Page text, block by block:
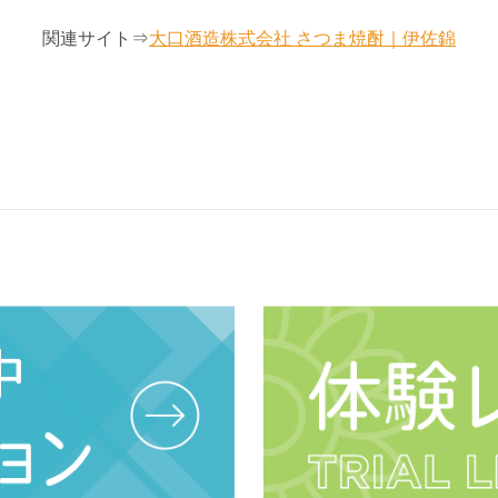
関連サイト⇒大口酒造株式会社 さつま焼酎｜伊佐錦